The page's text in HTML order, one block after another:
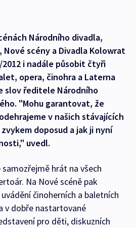
Národního divadla,
scény a Divadla Kolowrat
2012 i nadále působit čtyři
opera, činohra a Laterna
slov ředitele Národního
"Mohu garantovat, že
v našich stávajících
doposud a jak ji nyní
uvedl.
hrát na všech
Na Nové scéně pak
činoherních a baletních
v dobře nastartované
pro děti, diskuzních